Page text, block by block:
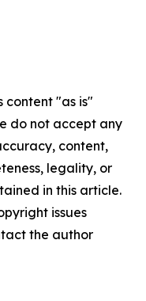
content "as is"
do not accept any
content,
legality, or
in this article.
issues
the author